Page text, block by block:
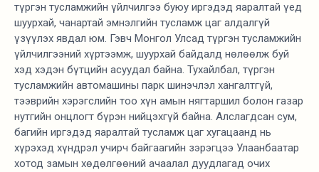
түргэн тусламжийн үйлчилгээ буюу иргэдэд яаралтай үед
шуурхай, чанартай эмнэлгийн тусламж цаг алдалгүй
үзүүлэх явдал юм. Гэвч Монгол Улсад түргэн тусламжийн
үйлчилгээний хүртээмж, шуурхай байдалд нөлөөлж буй
хэд хэдэн бүтцийн асуудал байна. Тухайлбал, түргэн
тусламжийн автомашины парк шинэчлэл хангалтгүй,
тээврийн хэрэгслийн тоо хүн амын нягтаршил болон газар
нутгийн онцлогт бүрэн нийцэхгүй байна. Алслагдсан сум,
багийн иргэдэд яаралтай тусламж цаг хугацаанд нь
хүрэхэд хүндрэл учирч байгаагийн зэрэгцээ Улаанбаатар
хотод замын хөдөлгөөний ачаалал дуудлагад очих